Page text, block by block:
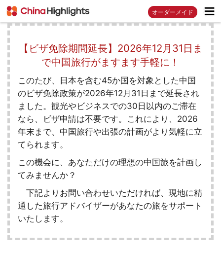
オーダーメイド
【ビザ免除期間延長】2026年12月31日ま
で中国旅行がますます手軽に！
このたび、日本を含む45か国を対象とした中国
のビザ免除政策が2026年12月31日まで延長され
ました。観光やビジネスでの30日以内のご滞在
なら、ビザ申請は不要です。これにより、2026
年末まで、中国旅行や出張の計画がより気軽に立
てられます。
この機会に、あなただけの理想の中国旅を計画し
てみませんか？
下記よりお問い合わせいただければ、現地に精
通した旅行アドバイザーがあなたの旅をサポート
いたします。